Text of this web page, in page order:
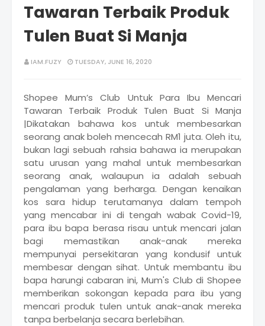
Tawaran Terbaik Produk
Tulen Buat Si Manja
IAM.FUZY TUESDAY, JUNE 16, 2020
Shopee Mum’s Club Untuk Para Ibu Mencari
Tawaran Terbaik Produk Tulen Buat Si Manja
|Dikatakan bahawa kos untuk membesarkan
seorang anak boleh mencecah RM1 juta. Oleh itu,
bukan lagi sebuah rahsia bahawa ia merupakan
satu urusan yang mahal untuk membesarkan
seorang anak, walaupun ia adalah sebuah
pengalaman yang berharga. Dengan kenaikan
kos sara hidup terutamanya dalam tempoh
yang mencabar ini di tengah wabak Covid-19,
para ibu bapa berasa risau untuk mencari jalan
bagi memastikan anak-anak mereka
mempunyai persekitaran yang kondusif untuk
membesar dengan sihat. Untuk membantu ibu
bapa harungi cabaran ini, Mum's Club di Shopee
memberikan sokongan kepada para ibu yang
mencari produk tulen untuk anak-anak mereka
tanpa berbelanja secara berlebihan.